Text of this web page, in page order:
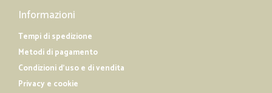
Informazioni
Tempi di spedizione
Metodi di pagamento
Condizioni d'uso e di vendita
Privacy e cookie